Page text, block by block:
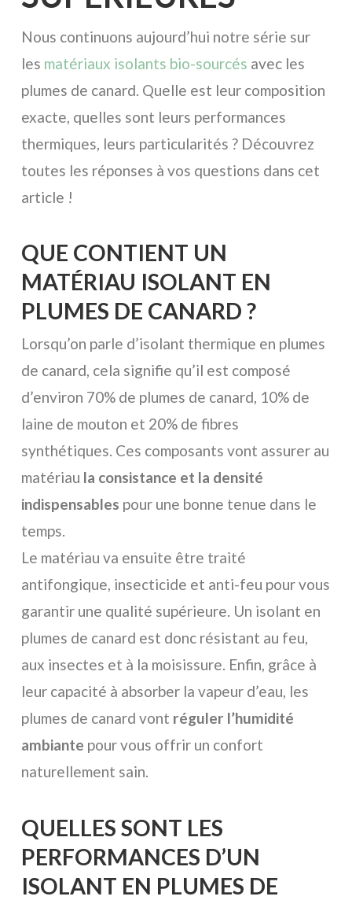
Nous continuons aujourd’hui notre série sur
les matériaux isolants bio-sourcés avec les
plumes de canard. Quelle est leur composition
exacte, quelles sont leurs performances
thermiques, leurs particularités ? Découvrez
toutes les réponses à vos questions dans cet
article !
QUE CONTIENT UN
MATÉRIAU ISOLANT EN
PLUMES DE CANARD ?
Lorsqu’on parle d’isolant thermique en plumes
de canard, cela signifie qu’il est composé
d’environ 70% de plumes de canard, 10% de
laine de mouton et 20% de fibres
synthétiques. Ces composants vont assurer au
matériau la consistance et la densité
indispensables pour une bonne tenue dans le
temps.
Le matériau va ensuite être traité
antifongique, insecticide et anti-feu pour vous
garantir une qualité supérieure. Un isolant en
plumes de canard est donc résistant au feu,
aux insectes et à la moisissure. Enfin, grâce à
leur capacité à absorber la vapeur d’eau, les
plumes de canard vont réguler l’humidité
ambiante pour vous offrir un confort
naturellement sain.
QUELLES SONT LES
PERFORMANCES D’UN
ISOLANT EN PLUMES DE